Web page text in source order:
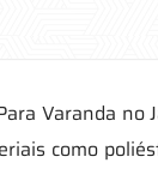
Varanda no
como